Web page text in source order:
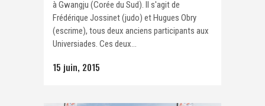
à Gwangju (Corée du Sud). Il s'agit de
Frédérique Jossinet (judo) et Hugues Obry
(escrime), tous deux anciens participants aux
Universiades. Ces deux...
15 juin, 2015